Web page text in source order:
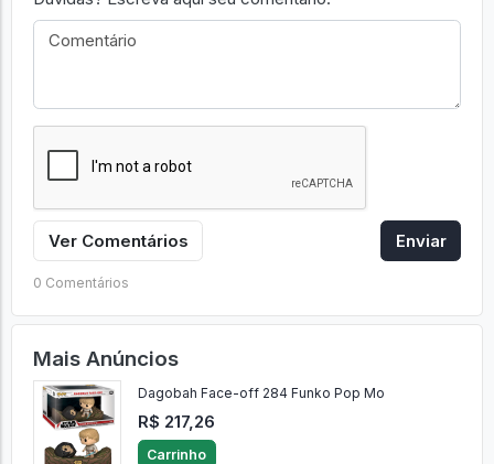
Ver Comentários Enviar
0 Comentários
Mais Anúncios
Dagobah Face-off 284 Funko Pop Mo
R$ 217,26
Carrinho